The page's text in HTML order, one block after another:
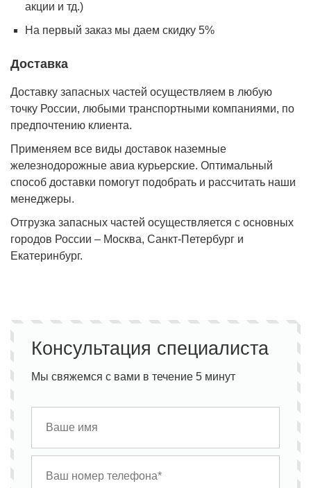
акции и тд.)
На первый заказ мы даем скидку 5%
Доставка
Доставку запасных частей осуществляем в любую
точку России, любыми транспортными компаниями, по
предпочтению клиента.
Применяем все виды доставок наземные
железнодорожные авиа курьерские. Оптимальный
способ доставки помогут подобрать и рассчитать наши
менеджеры.
Отгрузка запасных частей осуществляется с основных
городов России – Москва, Санкт-Петербург и
Екатеринбург.
Консультация специалиста
Мы свяжемся с вами в течение 5 минут